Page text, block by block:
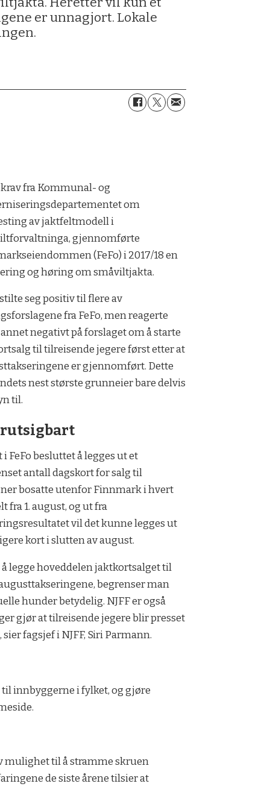
er unnagjort. Lokale
fra Kommunal- og
om
av jaktfeltmodell i
gjennomførte
(FeFo) i 2017/18 en
og høring om småviltjakta.
seg positiv til flere av
fra FeFo, men reagerte
negativt på forslaget om å starte
til tilreisende jegere først etter at
er gjennomført. Dette
nest største grunneier bare delvis
til.
i FeFo besluttet å legges ut et
antall dagskort for salg til
bosatte utenfor Finnmark i hvert
fra 1. august, og ut fra
vil det kunne legges ut
kort i slutten av august.
å legge hoveddelen jaktkortsalget til
begrenser man
hunder betydelig. NJFF er også
gjør at tilreisende jegere blir presset
fagsjef i NJFF, Siri Parmann.
innbyggerne i fylket, og gjøre
mulighet til å stramme skruen
de siste årene tilsier at